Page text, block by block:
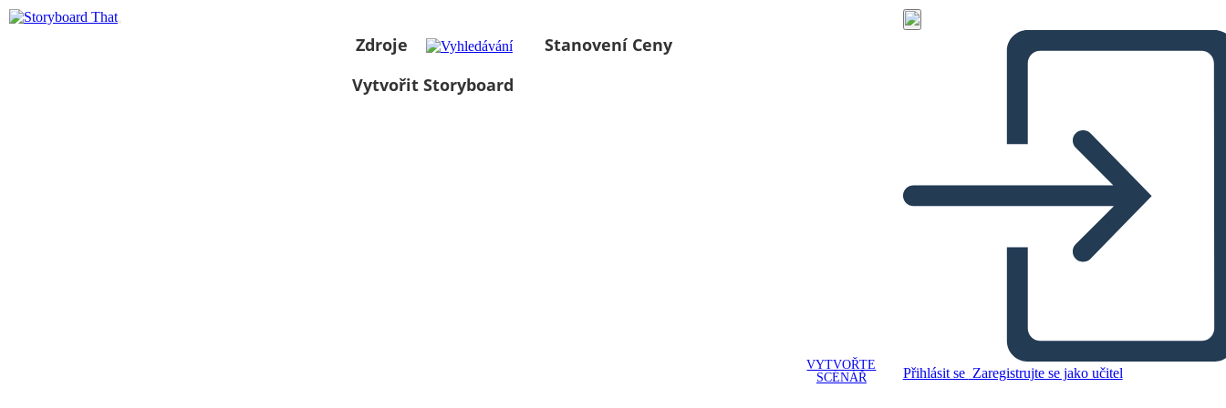
Zdroje
Stanovení Ceny
Vytvořit Storyboard
VYTVOŘTE
SCÉNÁŘ
Přihlásit se Zaregistrujte se jako učitel